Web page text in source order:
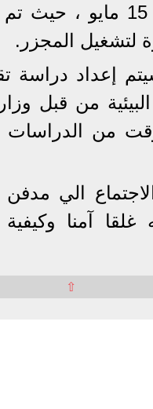
استلامهم من قبل جهاز
لتشغيل المجزر.
إعداد دراسة
من قبل
من الدراسات
الي
غلقا آمنا
⇧